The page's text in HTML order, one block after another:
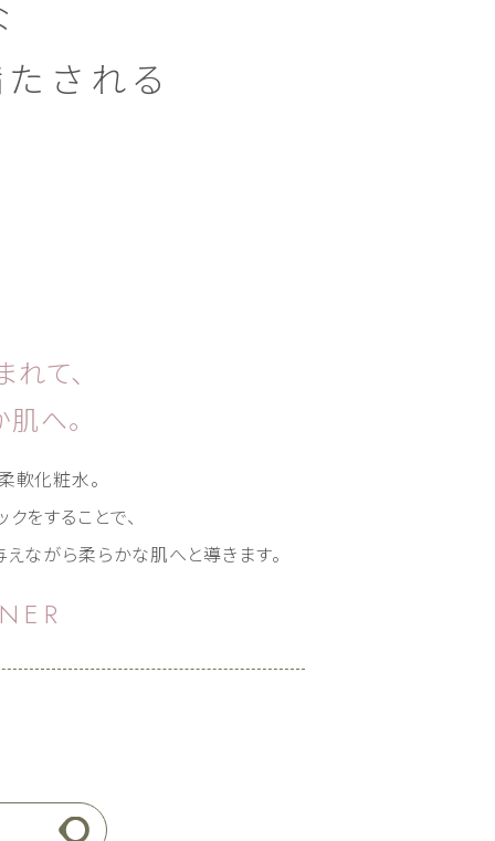
される
て、
へ。
軟化粧水。
をすることで、
ながら柔らかな肌へと導きます。